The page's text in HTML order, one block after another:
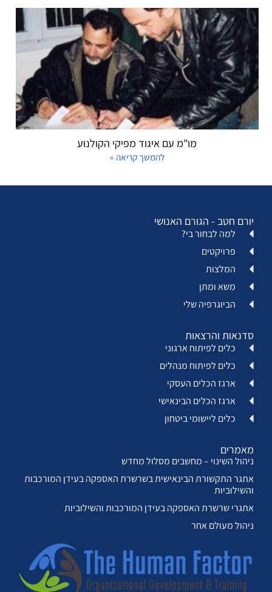
מו"מ עם איגוד מפיקי הקולנוע
להמשך קריאה »
יורם חטב - הגורם האנושי
למה לבחור בי?
פרויקטים
המלצות
משא ומתן
הביוגרפיה שלי
סדנאות והרצאות
כלים לפיתוח ארגוני
כלים לפיתוח מנהלים
ארגז הכלים העסקי
ארגז הכלים הבינאישי
כלים ליישומי ביטחון
מאמרים
ניהול השינוי – מחשבים מסלול מחדש
אתגר התקשורת הבינאישית בשרשרת האספקה בעידן המורכבות
והשילוביות
אתגרי שרשרת האספקה בעידן המורכבות והשילוביות
ניהול מעולם אחר